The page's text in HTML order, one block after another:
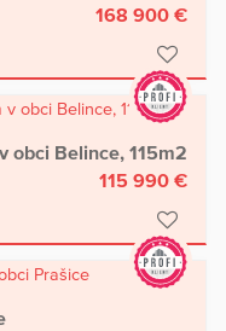
168 900 €
obci Belince, 115m2
115 990 €